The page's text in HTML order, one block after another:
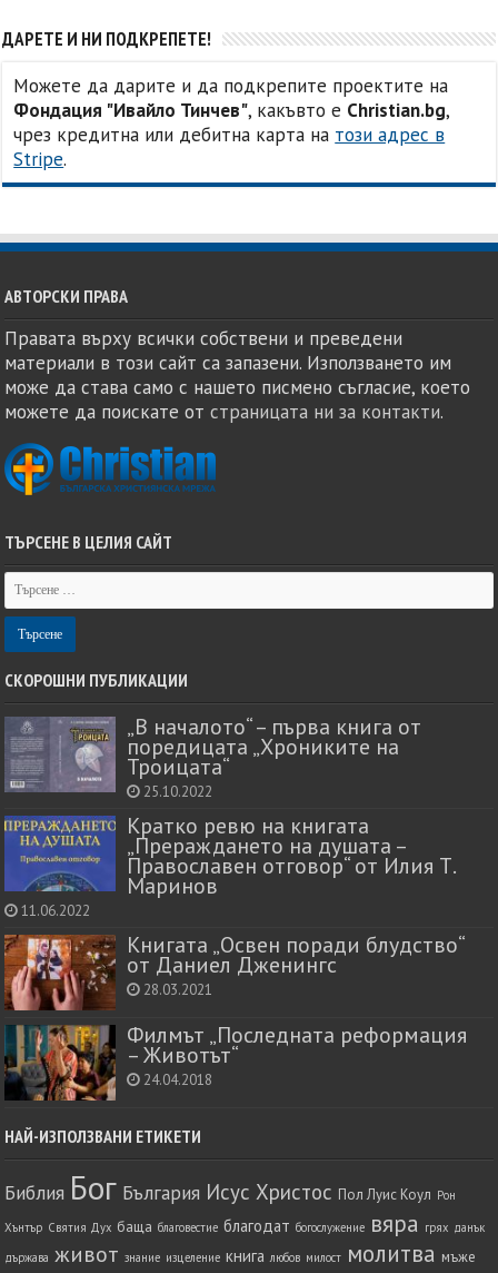
ДАРЕТЕ И НИ ПОДКРЕПЕТЕ!
Можете да дарите и да подкрепите проектите на
Фондация "Ивайло Тинчев", какъвто е Christian.bg,
чрез кредитна или дебитна карта на този адрес в
Stripe.
АВТОРСКИ ПРАВА
Правата върху всички собствени и преведени
материали в този сайт са запазени. Използването им
може да става само с нашето писмено съгласие, което
можете да поискате отстраницата ни за контакти.
ТЪРСЕНЕ В ЦЕЛИЯ САЙТ
СКОРОШНИ ПУБЛИКАЦИИ
„В началото“ – първа книга от
поредицата „Хрониките на
Троицата“
25.10.2022
Кратко ревю на книгата
„Прераждането на душата –
Православен отговор“ от Илия Т.
Маринов
11.06.2022
Книгата „Освен поради блудство“
от Даниел Дженингс
28.03.2021
Филмът „Последната реформация
– Животът“
24.04.2018
НАЙ-ИЗПОЛЗВАНИ ЕТИКЕТИ
Библия Бог България Исус Христос Пол Луис Коул Рон
Хънтър Святия Дух баща благовестие благодат богослужение вяра грях данък
държава живот знание изцеление книга любов милост молитва мъже